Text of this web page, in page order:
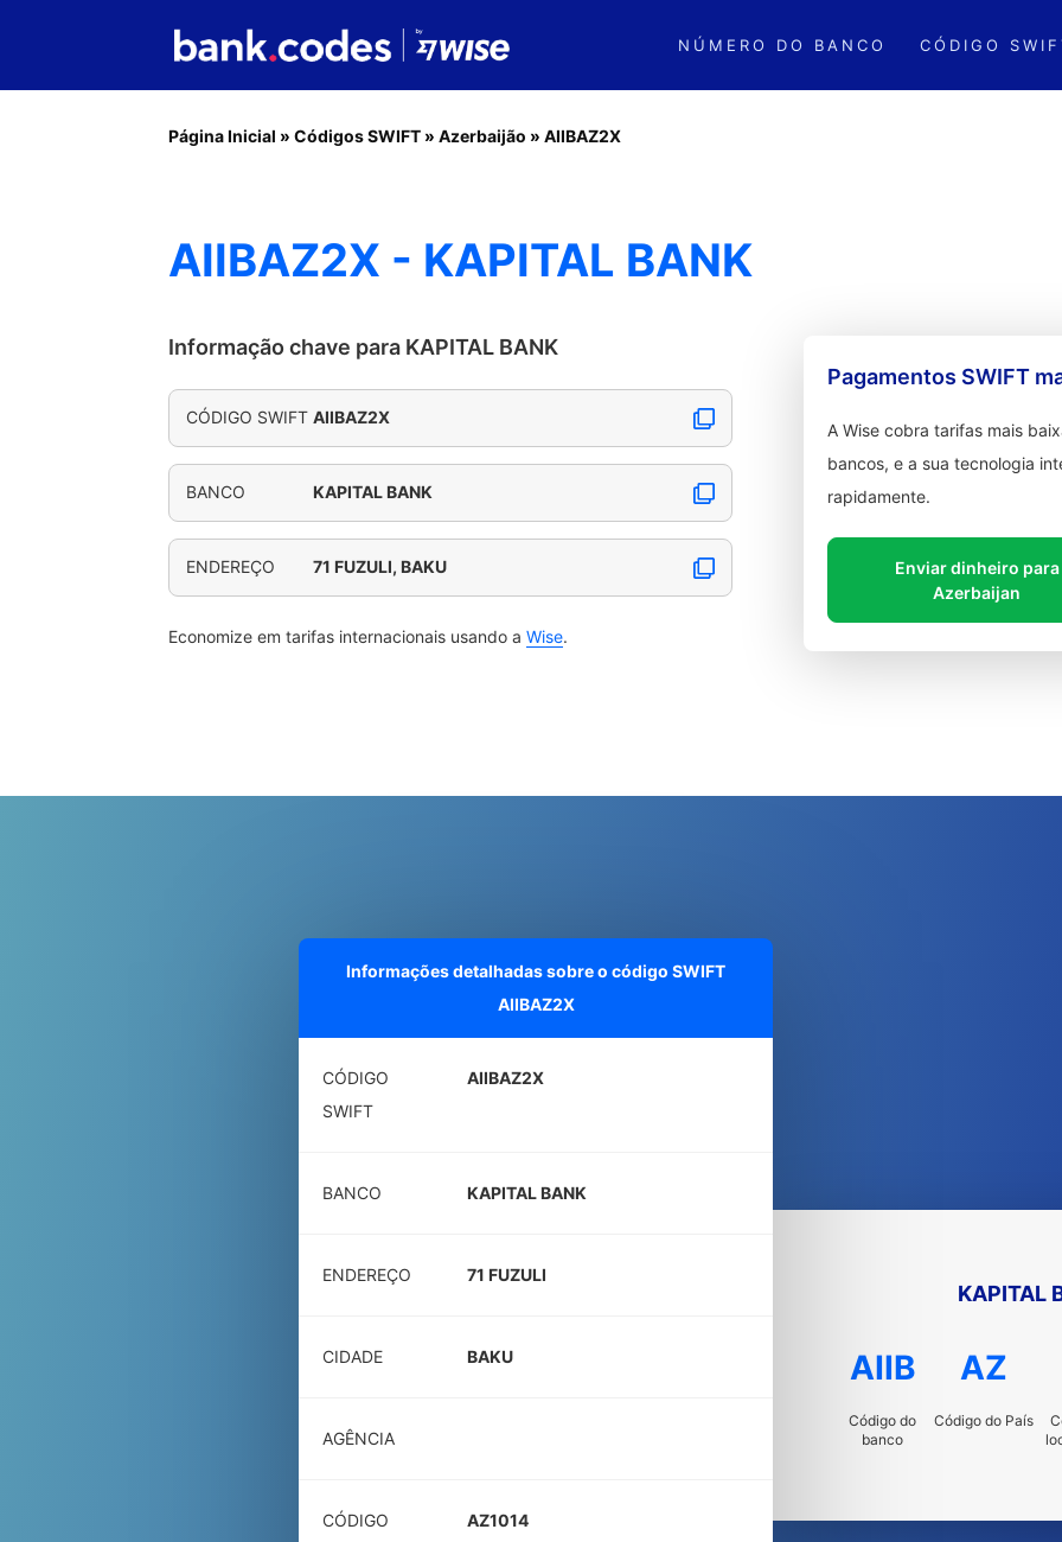
NÚMERO DO BANCO CÓDIGO
Página Inicial » Códigos SWIFT » Azerbaijão » AIIBAZ2X
AIIBAZ2X - KAPITAL BANK
Informação chave para KAPITAL BANK
CÓDIGO SWIFT AIIBAZ2X
BANCO KAPITAL BANK
ENDEREÇO 71 FUZULI, BAKU
Economize em tarifas internacionais usando a Wise.
Pagamentos SWIFT
A Wise cobra tarifas mais
bancos, e a sua tecnologia
rapidamente.
Enviar dinheiro para
Azerbaijan
Informações detalhadas sobre o código SWIFT
AIIBAZ2X
CÓDIGO
SWIFT
AIIBAZ2X
BANCO KAPITAL BANK
ENDEREÇO 71 FUZULI
CIDADE BAKU
AGÊNCIA
CÓDIGO
AZ1014
KAPITAL
AIIB
Código do
banco
AZ
Código do País